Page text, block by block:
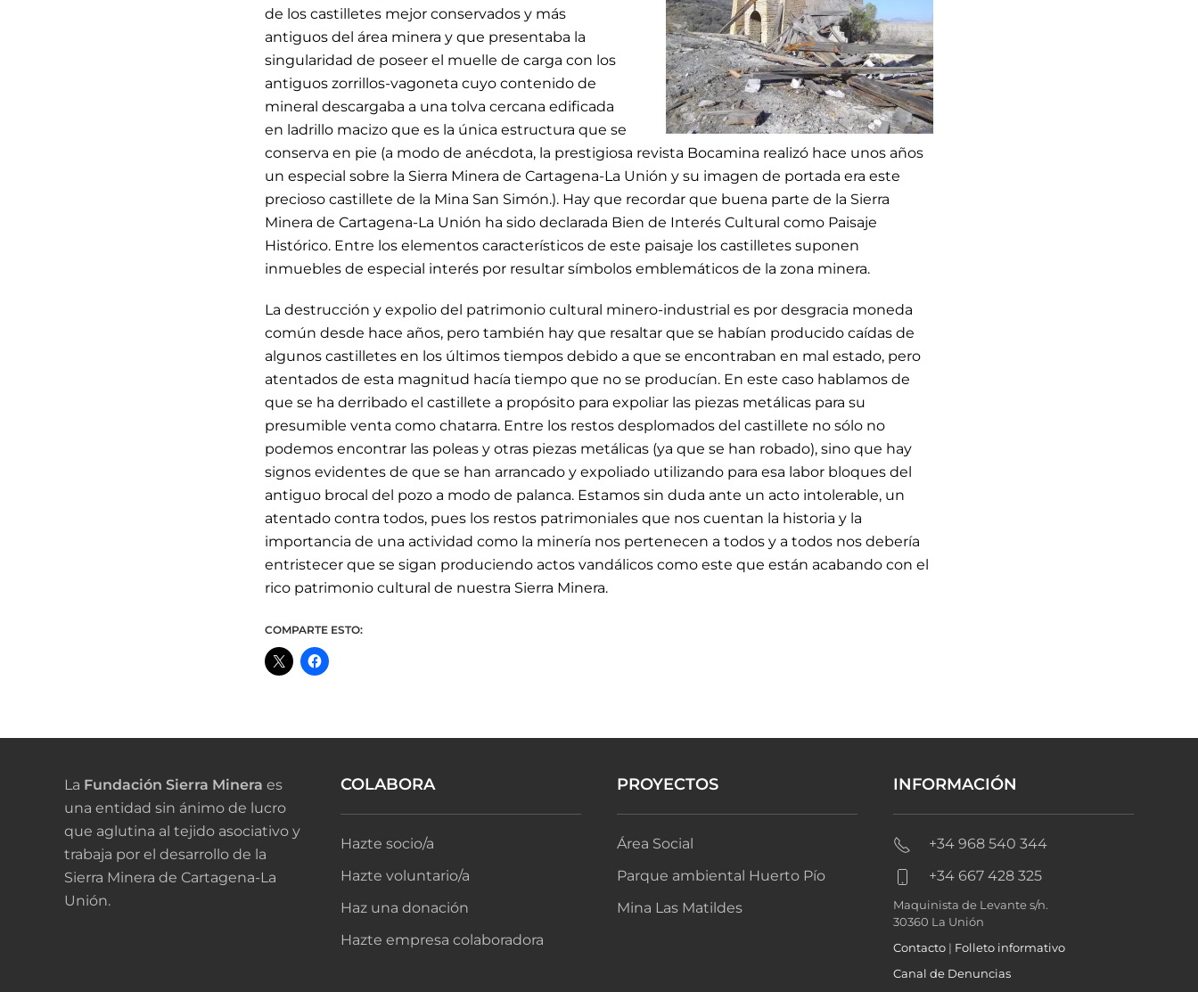
de los castilletes mejor conservados y más
antiguos del área minera y que presentaba la
singularidad de poseer el muelle de carga con los
antiguos zorrillos-vagoneta cuyo contenido de
mineral descargaba a una tolva cercana edificada
en ladrillo macizo que es la única estructura que se
conserva en pie (a modo de anécdota, la prestigiosa revista Bocamina realizó hace unos años
un especial sobre la Sierra Minera de Cartagena-La Unión y su imagen de portada era este
precioso castillete de la Mina San Simón.). Hay que recordar que buena parte de la Sierra
Minera de Cartagena-La Unión ha sido declarada Bien de Interés Cultural como Paisaje
Histórico. Entre los elementos característicos de este paisaje los castilletes suponen
inmuebles de especial interés por resultar símbolos emblemáticos de la zona minera.
La destrucción y expolio del patrimonio cultural minero-industrial es por desgracia moneda
común desde hace años, pero también hay que resaltar que se habían producido caídas de
algunos castilletes en los últimos tiempos debido a que se encontraban en mal estado, pero
atentados de esta magnitud hacía tiempo que no se producían. En este caso hablamos de
que se ha derribado el castillete a propósito para expoliar las piezas metálicas para su
presumible venta como chatarra. Entre los restos desplomados del castillete no sólo no
podemos encontrar las poleas y otras piezas metálicas (ya que se han robado), sino que hay
signos evidentes de que se han arrancado y expoliado utilizando para esa labor bloques del
antiguo brocal del pozo a modo de palanca. Estamos sin duda ante un acto intolerable, un
atentado contra todos, pues los restos patrimoniales que nos cuentan la historia y la
importancia de una actividad como la minería nos pertenecen a todos y a todos nos debería
entristecer que se sigan produciendo actos vandálicos como este que están acabando con el
rico patrimonio cultural de nuestra Sierra Minera.
COMPARTE ESTO:
La Fundación Sierra Minera es
una entidad sin ánimo de lucro
que aglutina al tejido asociativo y
trabaja por el desarrollo de la
Sierra Minera de Cartagena-La
Unión.
COLABORA
Hazte socio/a
Hazte voluntario/a
Haz una donación
Hazte empresa colaboradora
PROYECTOS
Área Social
Parque ambiental Huerto Pío
Mina Las Matildes
INFORMACIÓN
+34 968 540 344
+34 667 428 325
Maquinista de Levante s/n.
30360 La Unión
Contacto | Folleto informativo
Canal de Denuncias